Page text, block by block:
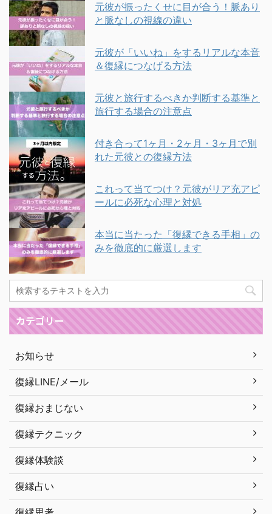
元彼が振ったくせに目が合う！脈あり
と脈なしの視線の違い
元彼が「いいね」をするリアルな本音
＆復縁につなげる方法
元彼と旅行するべきか判断する基準と
旅行する場合の注意点
付き合って1ヶ月・2ヶ月・3ヶ月で別
れた元彼との復縁方法
これって当てつけ？元彼がリア充アピ
ールに必死な心理と対処
本当に当たった「復縁できる手相」の
みを徹底的に厳選します
カテゴリー
お知らせ
復縁LINE/メール
復縁おまじない
復縁テクニック
復縁体験談
復縁占い